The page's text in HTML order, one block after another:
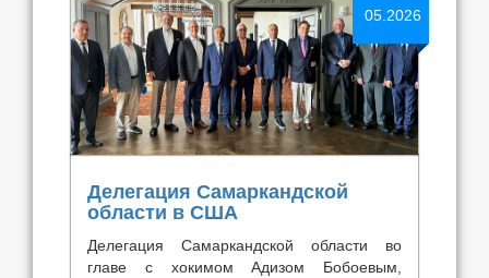
05.2026
Делегация Самаркандской
области в США
Делегация Самаркандской области во
главе с хокимом Адизом Бобоевым,